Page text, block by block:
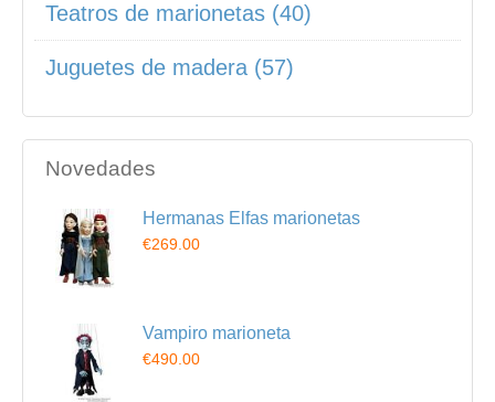
Teatros de marionetas (40)
Juguetes de madera (57)
Novedades
Hermanas Elfas marionetas
€269.00
Vampiro marioneta
€490.00